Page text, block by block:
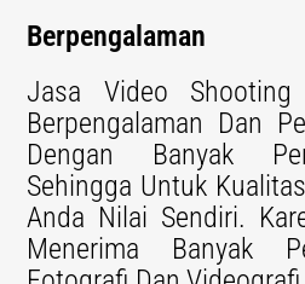
Berpengalaman
Jasa Video
Berpengalaman Dan
Dengan Banyak
Sehingga Untuk
Anda Nilai Sendiri.
Menerima Banyak